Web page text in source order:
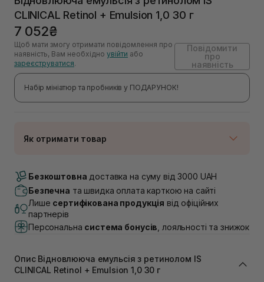
CLINICAL Retinol + Emulsion 1,0 30 г
7 052₴
Щоб мати змогу отримати повідомлення про
наявність, Вам необхідно увійти або
зареєструватися.
Повідомити
про
наявність
Набір мініатюр та пробників у ПОДАРУНОК!
Як отримати товар
Немає в наявності!
Немає в наявності!
Самовивіз м. Львів, вул. Академіка Підстригача, 1В
(Duck’s Lake)
Немає в наявності!
Самовивіз м. Львів, вул. Степана Бандери 45
Немає в наявності!
Безкоштовна доставка на суму від 3000 UAH
Безпечна та швидка оплата карткою на сайті
Лише сертифікована продукція від офіційних
партнерів
Персональна система бонусів , лояльності та знижок
Опис Відновлююча емульсія з ретинолом IS
CLINICAL Retinol + Emulsion 1,0 30 г